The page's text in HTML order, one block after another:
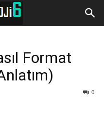
Format
0